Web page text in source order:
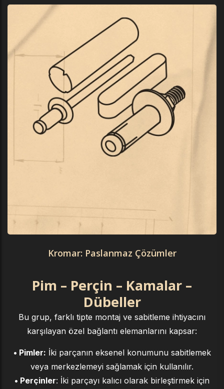
Kromar: Paslanmaz Çözümler
Pim – Perçin – Kamalar –
Dübeller
Bu grup, farklı tipte montaj ve sabitleme ihtiyacını
karşılayan özel bağlantı elemanlarını kapsar:
• Pimler: İki parçanın eksenel konumunu sabitlemek
veya merkezlemeyi sağlamak için kullanılır.
• Perçinler: İki parçayı kalıcı olarak birleştirmek için